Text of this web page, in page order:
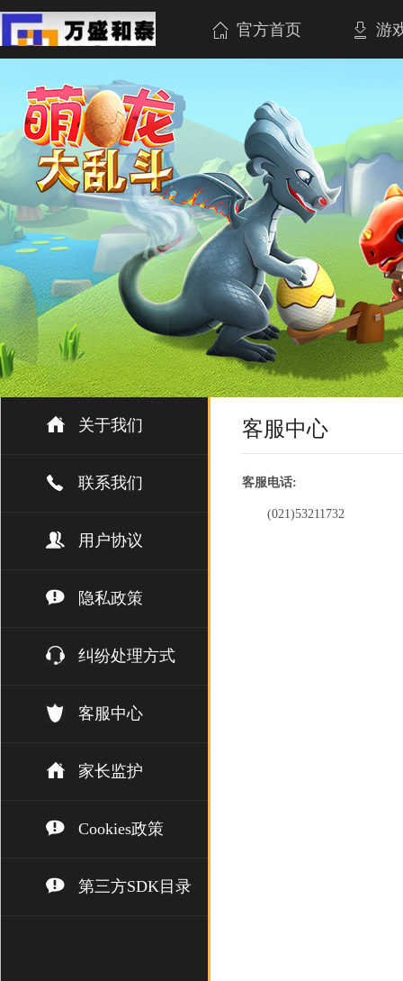
官方首页 游
关于我们
联系我们
用户协议
隐私政策
纠纷处理方式
客服中心
家长监护
Cookies政策
第三方SDK目录
客服中心
客服电话:
(021)53211732